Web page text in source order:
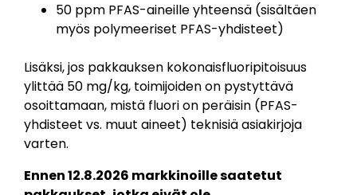
50 ppm PFAS-aineille yhteensä (sisältäen
myös polymeeriset PFAS-yhdisteet)
Lisäksi, jos pakkauksen kokonaisfluoripitoisuus
ylittää 50 mg/kg, toimijoiden on pystyttävä
osoittamaan, mistä fluori on peräisin (PFAS-
yhdisteet vs. muut aineet) teknisiä asiakirjoja
varten.
Ennen 12.8.2026 markkinoille saatetut